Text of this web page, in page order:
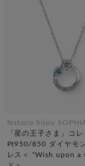
festaria bijou
「星の王子さま」コ
Pt950/850 ダイヤモ
レス＜ “Wish upon a